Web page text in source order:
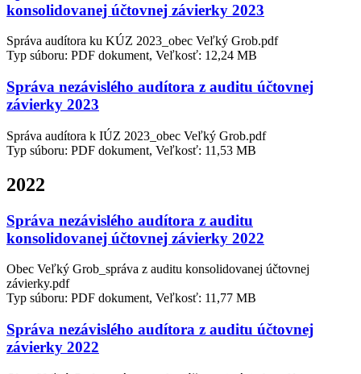
konsolidovanej účtovnej závierky 2023
Správa audítora ku KÚZ 2023_obec Veľký Grob.pdf
Typ súboru: PDF dokument, Veľkosť: 12,24 MB
Správa nezávislého audítora z auditu účtovnej
závierky 2023
Správa audítora k IÚZ 2023_obec Veľký Grob.pdf
Typ súboru: PDF dokument, Veľkosť: 11,53 MB
2022
Správa nezávislého audítora z auditu
konsolidovanej účtovnej závierky 2022
Obec Veľký Grob_správa z auditu konsolidovanej účtovnej
závierky.pdf
Typ súboru: PDF dokument, Veľkosť: 11,77 MB
Správa nezávislého audítora z auditu účtovnej
závierky 2022